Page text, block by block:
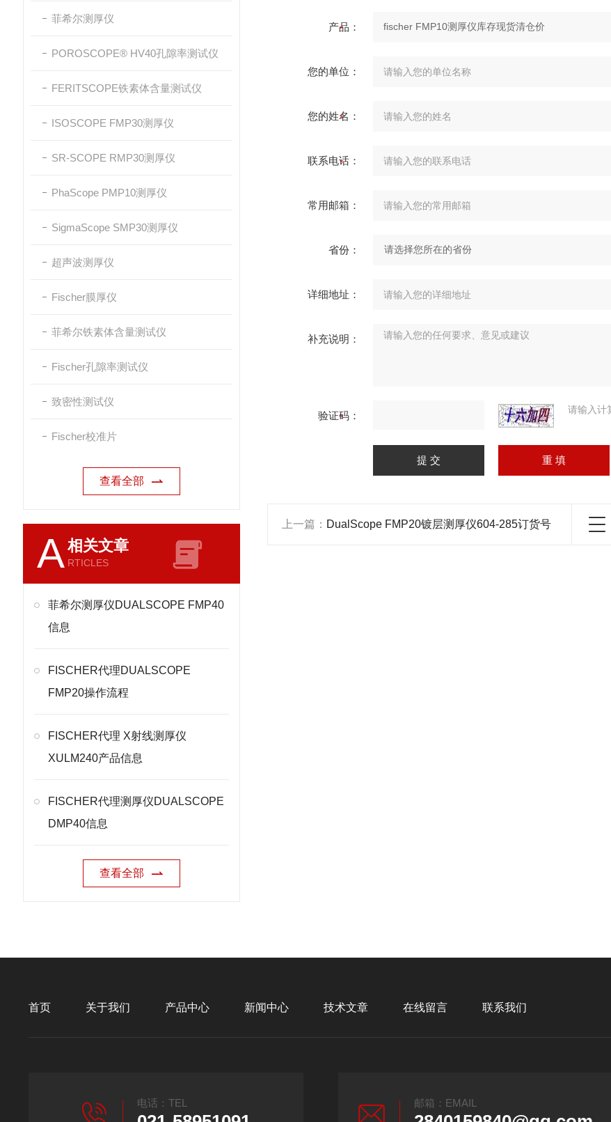
菲希尔测厚仪
POROSCOPE® HV40孔隙率测试仪
FERITSCOPE铁素体含量测试仪
ISOSCOPE FMP30测厚仪
SR-SCOPE RMP30测厚仪
PhaScope PMP10测厚仪
SigmaScope SMP30测厚仪
超声波测厚仪
Fischer膜厚仪
菲希尔铁素体含量测试仪
Fischer孔隙率测试仪
致密性测试仪
Fischer校准片
查看全部
A相关文章
RTICLES
菲希尔测厚仪DUALSCOPE FMP40
信息
FISCHER代理DUALSCOPE
FMP20操作流程
FISCHER代理 X射线测厚仪
XULM240产品信息
FISCHER代理测厚仪DUALSCOPE
DMP40信息
查看全部
产品：
您的单位：
您的姓名：
联系电话：
常用邮箱：
省份：
详细地址：
补充说明：
验证码： 请输入计
上一篇： DualScope FMP20镀层测厚仪604-285订货号
首页 关于我们 产品中心 新闻中心 技术文章 在线留言 联系我们
电话：TEL 邮箱：EMAIL